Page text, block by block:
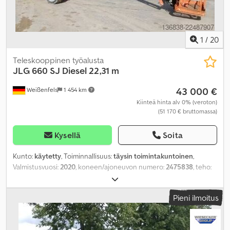
1 / 20
Weißenfels 1 454 km
Teleskooppinen työalusta
JLG 660 SJ Diesel 22,31 m
43 000 €
Kiinteä hinta alv 0% (veroton)
(51 170 € bruttomassa)
Kysellä Soita
Kunto: käytetty, Toiminnallisuus:täysin toimintakuntoinen,
Valmistusvuosi:2020, koneen/ajoneuvon numero:2475838, teho:
230 kg
alustan leveys:910 mm, kokonaispaino:13 150 kg, kuljetuspituus:
, kuljetuskorkeus:2 570 mm,
polttoainetyyppi:diesel, väri:oranssi, Varusteet:UVV-
turvallisuustarkastus,
Pieni ilmoitus